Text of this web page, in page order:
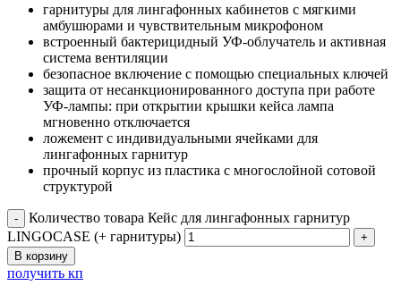
гарнитуры для лингафонных кабинетов с мягкими
амбушюрами и чувствительным микрофоном
встроенный бактерицидный УФ-облучатель и активная
система вентиляции
безопасное включение с помощью специальных ключей
защита от несанкционированного доступа при работе
УФ-лампы: при открытии крышки кейса лампа
мгновенно отключается
ложемент с индивидуальными ячейками для
лингафонных гарнитур
прочный корпус из пластика с многослойной сотовой
структурой
Количество товара Кейс для лингафонных гарнитур
LINGOCASE (+ гарнитуры)
В корзину
получить кп